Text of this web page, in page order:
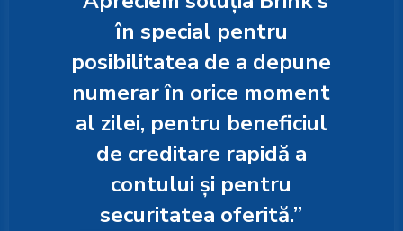
în special pentru
posibilitatea de a depune
numerar în orice moment
al zilei, pentru beneficiul
de creditare rapidă a
contului și pentru
securitatea oferită.